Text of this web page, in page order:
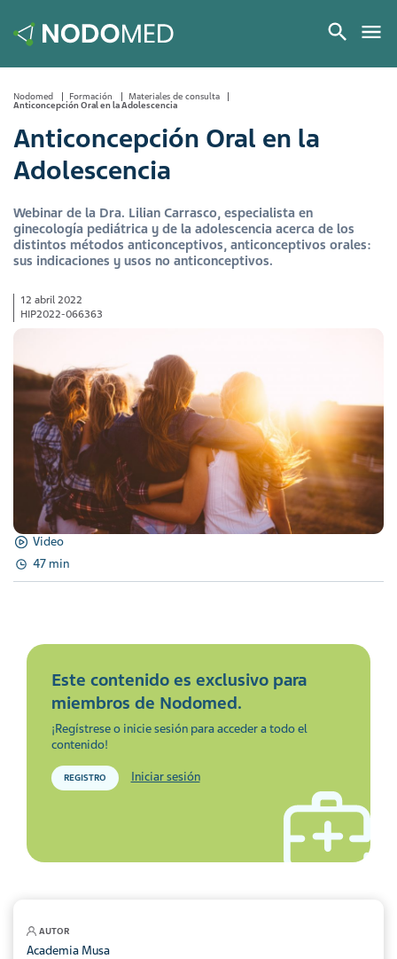
Nodomed Formación Materiales de consulta
Anticoncepción Oral en la Adolescencia
Anticoncepción Oral en la
Adolescencia
Webinar de la Dra. Lilian Carrasco, especialista en
ginecología pediátrica y de la adolescencia acerca de los
distintos métodos anticonceptivos, anticonceptivos orales:
sus indicaciones y usos no anticonceptivos.
12 abril 2022
HIP2022-066363
Video
47 min
AUTOR
Academia Musa
Este contenido es exclusivo para
miembros de Nodomed.
¡Regístrese o inicie sesión para acceder a todo el
contenido!
REGISTRO Iniciar sesión